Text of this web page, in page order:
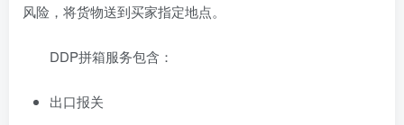
风险，将货物送到买家指定地点。
DDP拼箱服务包含：
出口报关